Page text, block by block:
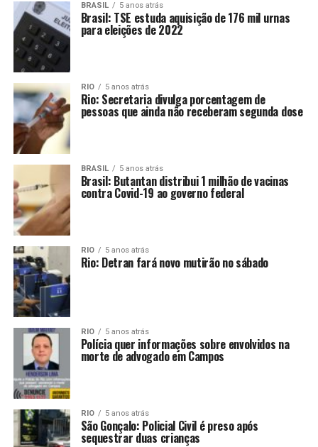
BRASIL 5 anos atrás
Brasil: TSE estuda aquisição de 176 mil urnas
para eleições de 2022
RIO 5 anos atrás
Rio: Secretaria divulga porcentagem de
pessoas que ainda não receberam segunda dose
BRASIL 5 anos atrás
Brasil: Butantan distribui 1 milhão de vacinas
contra Covid-19 ao governo federal
RIO 5 anos atrás
Rio: Detran fará novo mutirão no sábado
RIO 5 anos atrás
Polícia quer informações sobre envolvidos na
morte de advogado em Campos
RIO 5 anos atrás
São Gonçalo: Policial Civil é preso após
sequestrar duas crianças